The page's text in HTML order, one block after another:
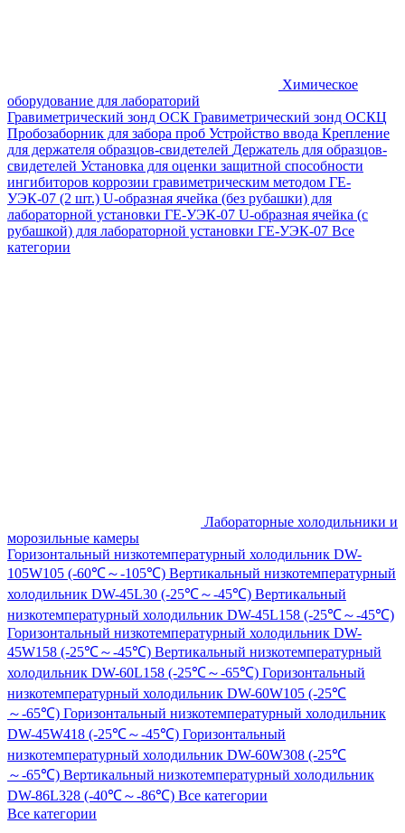
Химическое
оборудование для лабораторий
Гравиметрический зонд ОСК Гравиметрический зонд ОСКЦ
Пробозаборник для забора проб Устройство ввода Крепление
для держателя образцов-свидетелей Держатель для образцов-
свидетелей Установка для оценки защитной способности
ингибиторов коррозии гравиметрическим методом ГЕ-
УЭК-07 (2 шт.) U-образная ячейка (без рубашки) для
лабораторной установки ГЕ-УЭК-07 U-образная ячейка (с
рубашкой) для лабораторной установки ГЕ-УЭК-07 Все
категории
Лабораторные холодильники и
морозильные камеры
Горизонтальный низкотемпературный холодильник DW-
105W105 (-60℃～-105℃) Вертикальный низкотемпературный
холодильник DW-45L30 (-25℃～-45℃) Вертикальный
низкотемпературный холодильник DW-45L158 (-25℃～-45℃)
Горизонтальный низкотемпературный холодильник DW-
45W158 (-25℃～-45℃) Вертикальный низкотемпературный
холодильник DW-60L158 (-25℃～-65℃) Горизонтальный
низкотемпературный холодильник DW-60W105 (-25℃
～-65℃) Горизонтальный низкотемпературный холодильник
DW-45W418 (-25℃～-45℃) Горизонтальный
низкотемпературный холодильник DW-60W308 (-25℃
～-65℃) Вертикальный низкотемпературный холодильник
DW-86L328 (-40℃～-86℃) Все категории
Все категории